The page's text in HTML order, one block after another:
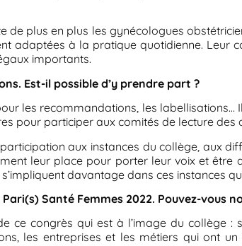
de plus en plus les gynécologues
adaptées à la pratique quotidienne.
importants.
Est-il possible d’y prendre part ?
les recommandations, les
pour participer aux comités de lecture
aux instances du collège, aux
leur place pour porter leur voix et
davantage dans ces instances
Pari(s) Santé Femmes 2022. Pouvez-vous
ce congrès qui est à l’image du collège :
les entreprises et les métiers qui ont